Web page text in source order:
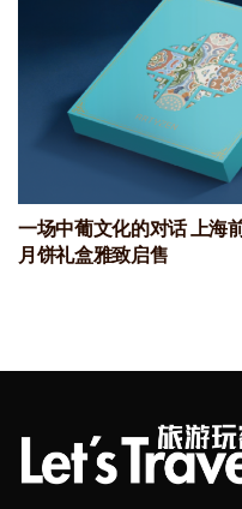
一场中葡文化的对话 上海
月饼礼盒雅致启售